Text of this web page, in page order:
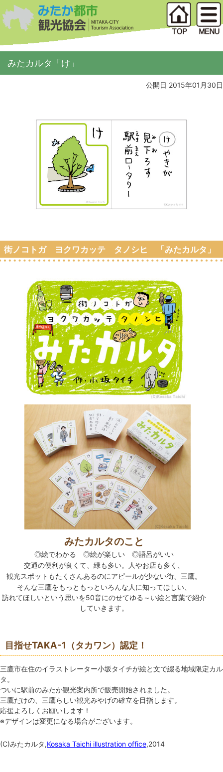
みたカルタ「け」
公開日 2015年01月30日
街ノコトガ ヨクワカッテ タノシヒ 「みたカルタ」
みたカルタのこと
◎絵でわかる ◎絵が楽しい ◎語呂がいい
交通の便利が良くて、緑も多い。人やお店も多く、
観光スポットもたくさんあるのにアピールが少ない街、三鷹。
そんな三鷹をもっともっといろんな人に知ってほしい、
訪れてほしいという思いを50音にのせてゆる～い絵と言葉で紹介
していきます。
目指せTAKA-1（タカワン）認定！
三鷹市在住のイラストレーター小坂タイチが絵と文で綴る地域限定カル
タ。
ついに駅前のみたか観光案内所で販売開始されました。
三鷹だけの、三鷹らしい観光みやげの確立を目指します。
応援よろしくお願いします！
※デザインは変更になる場合がございます。
(C)みたカルタ,Kosaka Taichi illustration office,2014